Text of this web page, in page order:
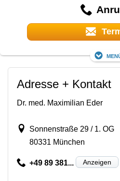
Adresse + Kontakt
Dr. med. Maximilian Eder
Sonnenstraße 29 / 1. OG
80331 München
+49 89 381... Anzeigen